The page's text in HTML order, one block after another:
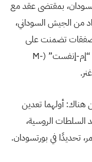
إلى السودان، بمقتضى عقد مع
من الجيش السوداني،
صفقات تضمنت على
الأخص مجموعة من امتيازات تعدين الذهب لشركة “إم-إنفست” (M-
أولهما تعدين
السلطات الروسية،
تحديدًا في بورتسودان.